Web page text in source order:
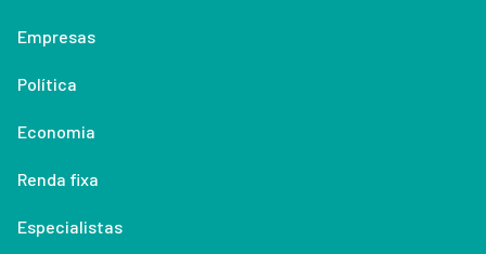
Empresas
Política
Economia
Renda fixa
Especialistas